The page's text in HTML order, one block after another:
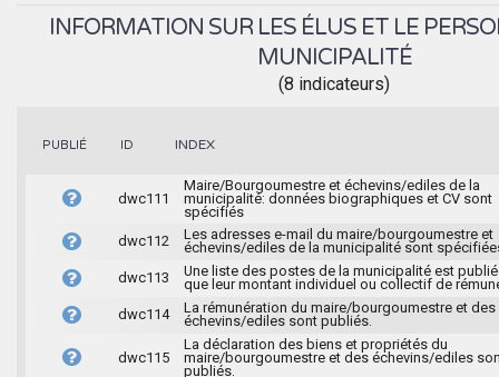
INFORMATION SUR LES ÉLUS ET LE
MUNICIPALITÉ
(8 indicateurs)
PUBLIÉ ID INDEX
dwc111
Maire/Bourgoumestre et échevins/ediles de la
municipalité: données biographiques et CV sont
spécifiés
dwc112
Les adresses e-mail du maire/bourgoumestre et
échevins/ediles de la municipalité sont
dwc113
Une liste des postes de la municipalité est
que leur montant individuel ou collectif de
dwc114
La rémunération du maire/bourgoumestre et des
échevins/ediles sont publiés.
dwc115
La déclaration des biens et propriétés du
maire/bourgoumestre et des échevins/ediles
publiés.